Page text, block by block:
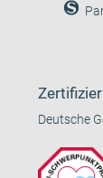
Deutsche